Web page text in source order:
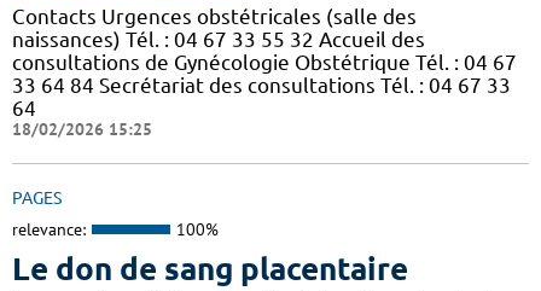
Contacts Urgences obstétricales (salle des
naissances) Tél. : 04 67 33 55 32 Accueil des
consultations de Gynécologie Obstétrique Tél. : 04 67
33 64 84 Secrétariat des consultations Tél. : 04 67 33
64
18/02/2026 15:25
PAGES
relevance: 100%
Le don de sang placentaire